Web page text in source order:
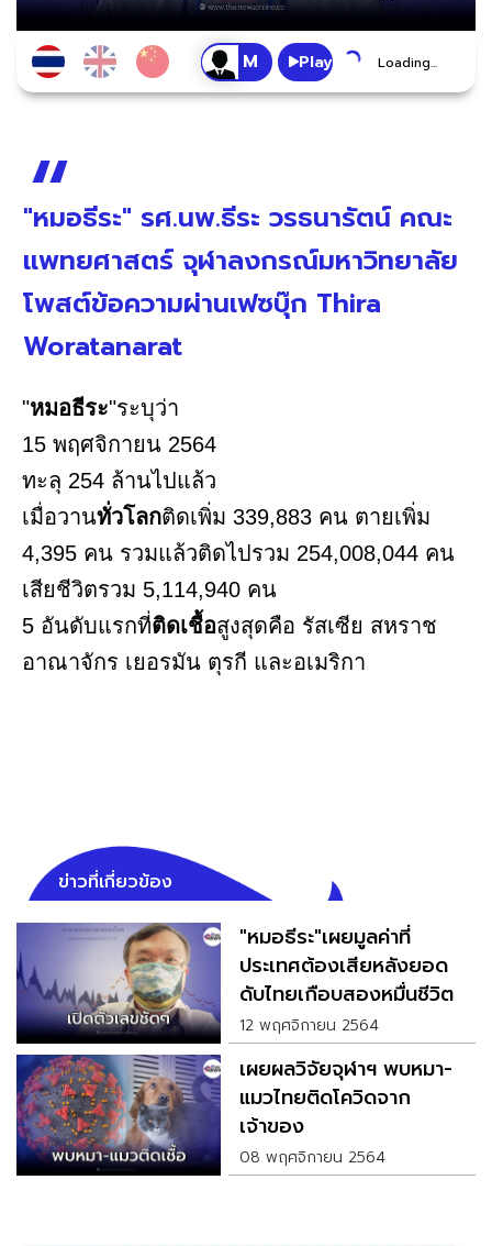
Play Loading...
"หมอธีระ" รศ.นพ.ธีระ วรธนารัตน์ คณะ
แพทยศาสตร์ จุฬาลงกรณ์มหาวิทยาลัย
โพสต์ข้อความผ่านเฟซบุ๊ก Thira
Woratanarat
"หมอธีระ"ระบุว่า
15 พฤศจิกายน 2564
ทะลุ 254 ล้านไปแล้ว
เมื่อวานทั่วโลกติดเพิ่ม 339,883 คน ตายเพิ่ม
4,395 คน รวมแล้วติดไปรวม 254,008,044 คน
เสียชีวิตรวม 5,114,940 คน
5 อันดับแรกที่ติดเชื้อสูงสุดคือ รัสเซีย สหราช
อาณาจักร เยอรมัน ตุรกี และอเมริกา
ข่าวที่เกี่ยวข้อง
"หมอธีระ"เผยมูลค่าที่
ประเทศต้องเสียหลังยอด
ดับไทยเกือบสองหมื่นชีวิต
12 พฤศจิกายน 2564
เผยผลวิจัยจุฬาฯ พบหมา-
แมวไทยติดโควิดจาก
เจ้าของ
08 พฤศจิกายน 2564